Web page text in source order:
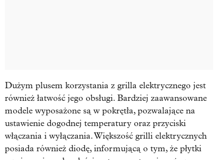
Dużym plusem korzystania z grilla elektrycznego jest
również łatwość jego obsługi. Bardziej zaawansowane
modele wyposażone są w pokrętła, pozwalające na
ustawienie dogodnej temperatury oraz przyciski
włączania i wyłączania. Większość grilli elektrycznych
posiada również diodę, informującą o tym, że płytki